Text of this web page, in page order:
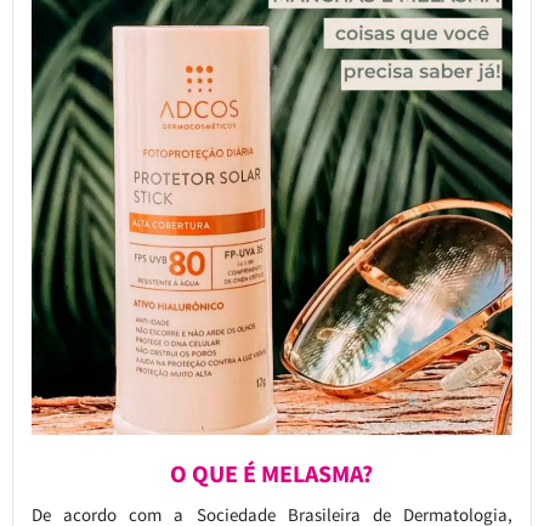
O QUE É MELASMA?
De acordo com a Sociedade Brasileira de Dermatologia,